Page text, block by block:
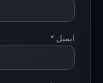
ایمیل *